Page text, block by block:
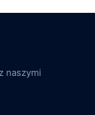
naszymi